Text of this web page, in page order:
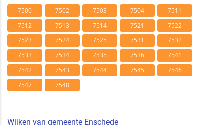
7500 7502 7503 7504
7511
7512
7513 7514 7521
7522
7523
7524 7525 7531
7532
7533
7534 7535 7536
7541
7542
7543 7544 7545
7546
7547
7548
Wijken van gemeente Enschede